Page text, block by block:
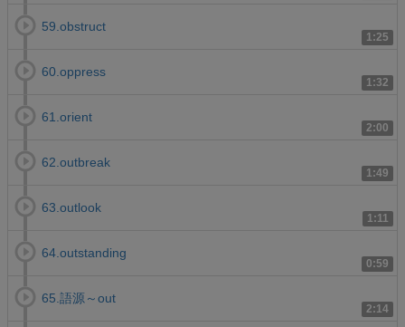
1:25
59.obstruct
1:32
60.oppress
2:00
61.orient
1:49
62.outbreak
1:11
63.outlook
0:59
64.outstanding
2:14
65.語源～out